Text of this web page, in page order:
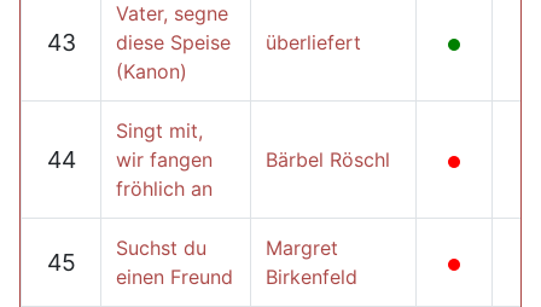
43
Vater, segne
diese Speise
(Kanon)
überliefert
44
Singt mit,
wir fangen
fröhlich an
Bärbel Röschl
45
Suchst du
einen Freund
Margret
Birkenfeld